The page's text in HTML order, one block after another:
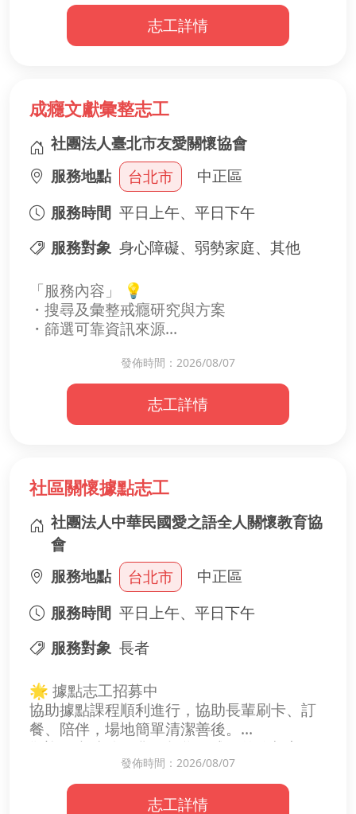
・體驗陪伴的真實力量
下一趟就醫路上，她不再孤單，因為有你牽
著一同前行。
志工詳情
成癮文獻彙整志工
社團法人臺北市友愛關懷協會
服務地點
台北市
中正區
服務時間 平日上午、平日下午
服務對象 身心障礙、弱勢家庭、其他
「服務內容」 💡
・搜尋及彙整戒癮研究與方案
・篩選可靠資訊來源
「參與後的收穫」
・累積成癮防治知識
・成為專業團隊的關鍵助力
・感受協助他人的價值
或許能在關鍵時刻，
讓某個人看見希望。
現在就報名，用資料點亮他人的路。
發佈時間：2026/08/07
志工詳情
社區關懷據點志工
社團法人中華民國愛之語全人關懷教育協
會
服務地點
台北市
中正區
服務時間 平日上午、平日下午
服務對象 長者
🌟 據點志工招募中
協助據點課程順利進行，協助長輩刷卡、訂
餐、陪伴，場地簡單清潔善後。
歡迎願意陪伴長輩一起學習成長的你加入，
可以跟著據點一起上課一起活動。
發佈時間：2026/08/07
志工詳情